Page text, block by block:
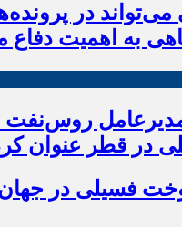
می‌تواند در
به اهمیت دفاع
مدیرعامل روس‌نفت
در قطر عنوان
فسیلی در